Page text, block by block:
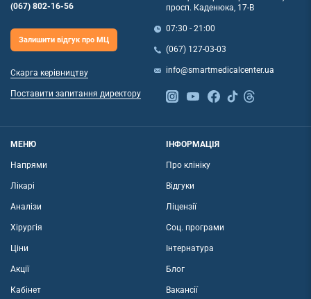
(067) 802-16-56
Залишити відгук про МЦ
Скарга керівництву
Поставити запитання директору
просп. Каденюка, 17-В
07:30 - 21:00
(067) 127-03-03
info@smartmedicalcenter.ua
МЕНЮ
Напрями
Лікарі
Аналізи
Хірургія
Ціни
Акції
Кабінет
ІНФОРМАЦІЯ
Про клініку
Відгуки
Ліцензії
Соц. програми
Інтернатура
Блог
Вакансії